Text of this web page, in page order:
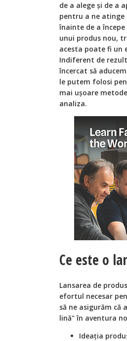
de a alege și de a
pentru a ne atinge
înainte de a
unui produs nou,
acesta poate fi un
Indiferent de
încercat să
le putem folosi
mai ușoare
analiza.
Ce este o
Lansarea de
efortul necesar
să ne asigurăm că
lină" în aventura
Ideația